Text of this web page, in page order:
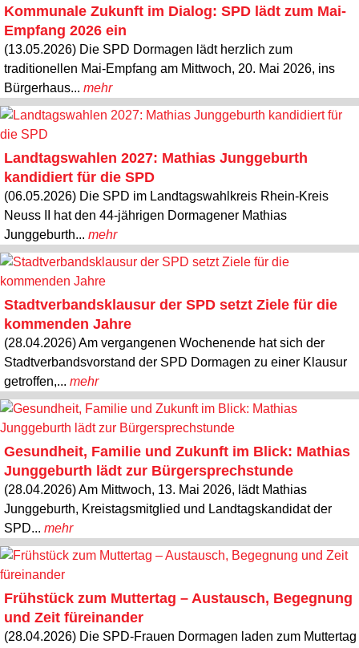
Kommunale Zukunft im Dialog: SPD lädt zum Mai-
Empfang 2026 ein
(13.05.2026) Die SPD Dormagen lädt herzlich zum
traditionellen Mai-Empfang am Mittwoch, 20. Mai 2026, ins
Bürgerhaus... mehr
Landtagswahlen 2027: Mathias Junggeburth
kandidiert für die SPD
(06.05.2026) Die SPD im Landtagswahlkreis Rhein-Kreis
Neuss II hat den 44-jährigen Dormagener Mathias
Junggeburth... mehr
Stadtverbandsklausur der SPD setzt Ziele für die
kommenden Jahre
(28.04.2026) Am vergangenen Wochenende hat sich der
Stadtverbandsvorstand der SPD Dormagen zu einer Klausur
getroffen,... mehr
Gesundheit, Familie und Zukunft im Blick: Mathias
Junggeburth lädt zur Bürgersprechstunde
(28.04.2026) Am Mittwoch, 13. Mai 2026, lädt Mathias
Junggeburth, Kreistagsmitglied und Landtagskandidat der
SPD... mehr
Frühstück zum Muttertag – Austausch, Begegnung
und Zeit füreinander
(28.04.2026) Die SPD-Frauen Dormagen laden zum Muttertag